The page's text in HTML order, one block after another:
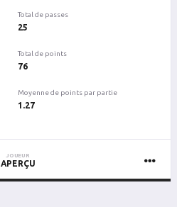
Total de passes
25
Total de points
76
Moyenne de points par partie
1.27
JOUEUR
APERÇU